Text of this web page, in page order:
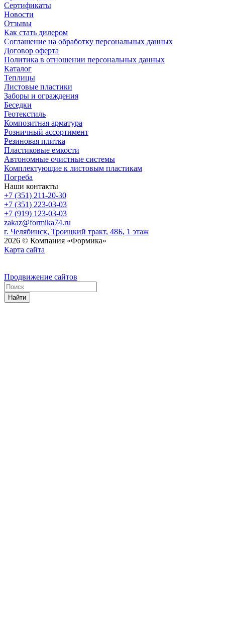
Сертификаты
Новости
Отзывы
Как стать дилером
Соглашение на обработку персональных данных
Договор оферта
Политика в отношении персональных данных
Каталог
Теплицы
Листовые пластики
Заборы и ограждения
Беседки
Геотекстиль
Композитная арматура
Розничный ассортимент
Резиновая плитка
Пластиковые емкости
Автономные очистные системы
Комплектующие к листовым пластикам
Погреба
Наши контакты
+7 (351) 211-20-30
+7 (351) 223-03-03
+7 (919) 123-03-03
zakaz@formika74.ru
г. Челябинск, Троицкий тракт, 48Б, 1 этаж
2026 © Компания «Формика»
Карта сайта
Продвижение сайтов
Найти